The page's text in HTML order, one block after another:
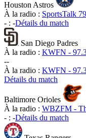
Houston Astros
À la radio : SportsTalk
- : -Détails du match
San Diego Padres
À la radio : KWFN -
--
À la radio : KWFN -
Détails du match
Baltimore Orioles
À la radio : WBZFM -
- : -Détails du match